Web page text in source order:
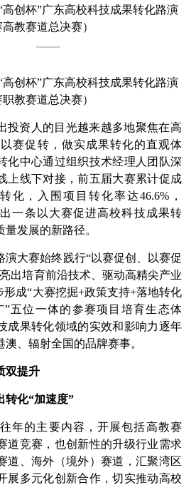
高创杯”广东高校科技成果转化路演
教赛道总决赛）
高创杯”广东高校科技成果转化路演
教赛道总决赛）
投资人的目光越来越多地聚焦在高
赛促转，做实成果转化的直观体
化中心通过组织技术经理人团队深
上线下对接，前五届大赛累计促成
化，入围项目转化率达46.6%，
一条以大赛促进高校科技成果转
发展的新路径。
演大赛始终践行“以赛促创、以赛促
出培育前沿技术、驱动高精尖产业
形成“大赛挖掘+政策支持+落地转化
”五位一体的参赛项目培育生态体
成果转化领域的实效和影响力逐年
、辐射全国的品牌赛事。
双提升
转化“加速度”
年的主要内容，开展包括高教赛
道竞赛，也创新性的升级行业需求
道、海外（境外）赛道，汇聚湾区
展多元化创新合作，切实推动高校